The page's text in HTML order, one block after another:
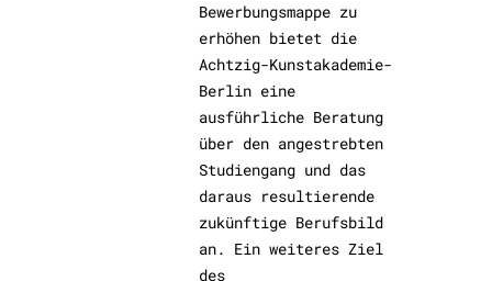
Bewerbungsmappe zu
erhöhen bietet die
Achtzig-Kunstakademie-
Berlin eine
ausführliche Beratung
über den angestrebten
Studiengang und das
daraus resultierende
zukünftige Berufsbild
an. Ein weiteres Ziel
des